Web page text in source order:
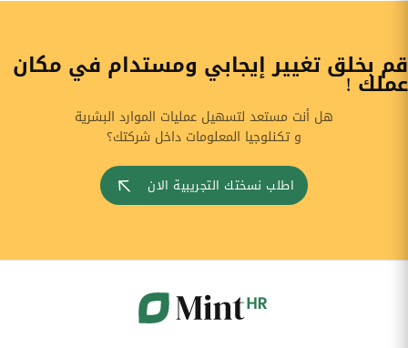
قم بخلق تغيير إيجابي ومستدام في مكان
عملك !
هل أنت مستعد لتسهيل عمليات الموارد البشرية
و تكنلوجيا المعلومات داخل شركتك؟
اطلب نسختك التجريبية الان